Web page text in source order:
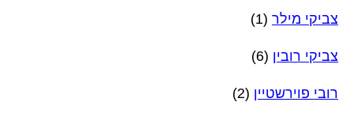
צביקי מילר (1)
צביקי רובין (6)
רובי פוירשטיין (2)